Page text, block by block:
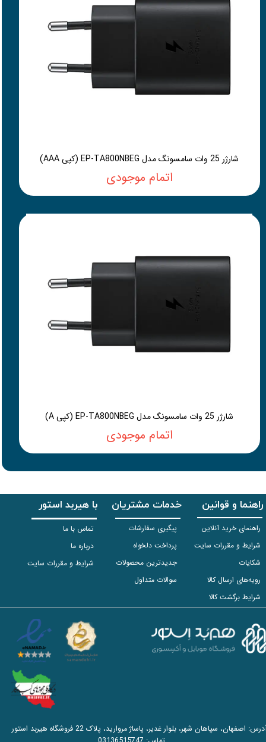
شارژر 25 وات سامسونگ مدل EP-TA800NBEG (کپی AAA)
اتمام موجودی
شارژر 25 وات سامسونگ مدل EP-TA800NBEG (کپی A)
اتمام موجودی
راهنما و قوانین
راهنمای خرید آنلاین
شرایط و مقررات سایت
شکایات
رویه‌های ارسال کالا
شرایط برگشت کالا
خدمات مشتریان
پیگیری سفارشات
پرداخت دلخواه
جدیدترین محصولات
سوالات متداول
با هیربد استور
تماس با ما
درباره ما
شرایط و مقررات سایت
آدرس: اصفهان، سپاهان شهر، بلوار غدیر، پاساژ مروارید، پلاک 22 فروشگاه هیربد استور